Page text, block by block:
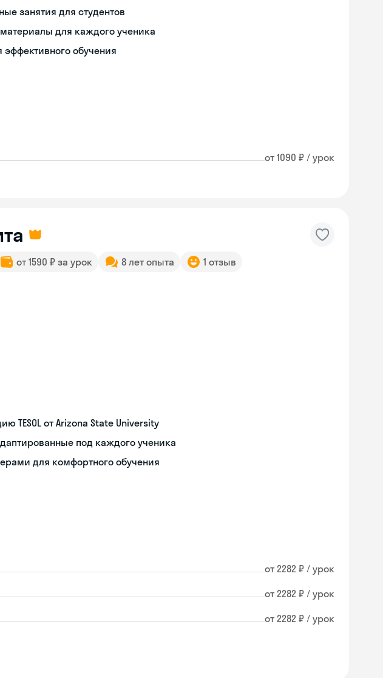
занятия для студентов
для каждого ученика
обучения
от 1090 ₽ / урок
от 1590 ₽ за урок 8 лет опыта 1 отзыв
TESOL от Arizona State University
под каждого ученика
для комфортного обучения
от 2282 ₽ / урок
от 2282 ₽ / урок
от 2282 ₽ / урок